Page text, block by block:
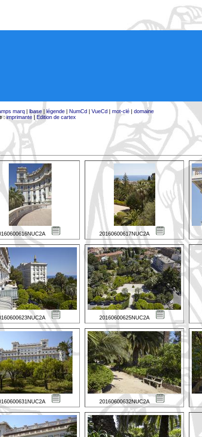
marq| lbase| légende| NumCd| VueCd| mot-clé| domaine
:imprimante| Edition de cartex
20160600617NUC2A
20160600625NUC2A
20160600632NUC2A